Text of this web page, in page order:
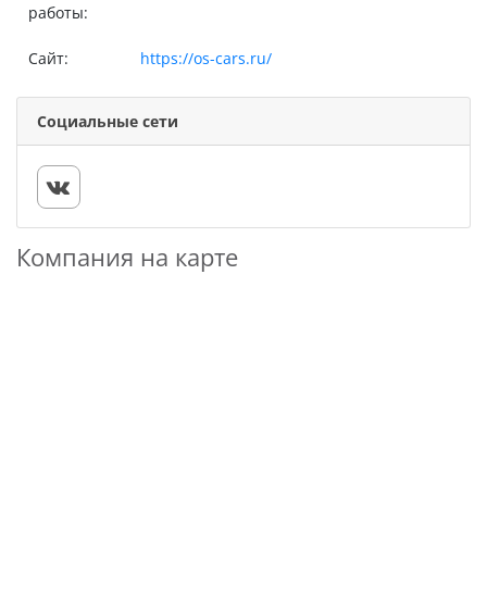
работы:
Сайт: https://os-cars.ru/
Социальные сети
Компания на карте